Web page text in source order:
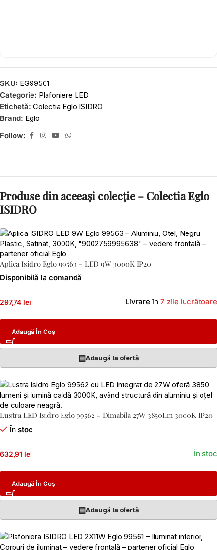
SKU: EG99561
Categorie: Plafoniere LED
Etichetă: Colectia Eglo ISIDRO
Brand: Eglo
Follow:
Produse din aceeași colecție – Colectia Eglo
ISIDRO
Aplica Isidro Eglo 99563 – LED 9W 3000K IP20
Disponibilă la comandă
297,74 lei Livrare în 7 zile lucrătoare
Adaugă În Coș
▤Adaugă la ofertă
Lustra LED Isidro Eglo 99562 – Dimabila 27W 3850Lm 3000K IP20
În stoc
632,91 lei În stoc
Adaugă În Coș
▤Adaugă la ofertă